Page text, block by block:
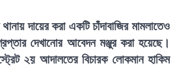
দায়ের করা একটি চাঁদাবাজির মামলাতেও
দেখানোর আবেদন মঞ্জুর করা হয়েছে।
২য় আদালতের বিচারক লোকমান হাকিম